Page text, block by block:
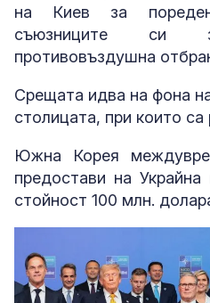
на Киев за
съюзниците си
противовъздушна
Срещата идва на фона
столицата, при които
Южна Корея
предостави на
стойност 100 млн.